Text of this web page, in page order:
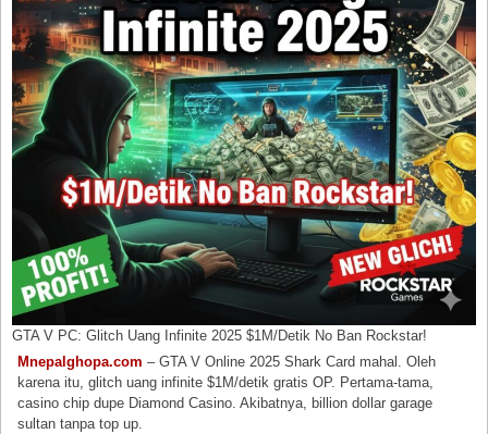
GTA V PC: Glitch Uang Infinite 2025 $1M/Detik No Ban Rockstar!
Mnepalghopa.com – GTA V Online 2025 Shark Card mahal. Oleh
karena itu, glitch uang infinite $1M/detik gratis OP. Pertama-tama,
casino chip dupe Diamond Casino. Akibatnya, billion dollar garage
sultan tanpa top up.